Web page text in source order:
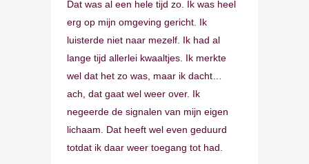
Dat was al een hele tijd zo. Ik was heel
erg op mijn omgeving gericht. Ik
luisterde niet naar mezelf. Ik had al
lange tijd allerlei kwaaltjes. Ik merkte
wel dat het zo was, maar ik dacht…
ach, dat gaat wel weer over. Ik
negeerde de signalen van mijn eigen
lichaam. Dat heeft wel even geduurd
totdat ik daar weer toegang tot had.